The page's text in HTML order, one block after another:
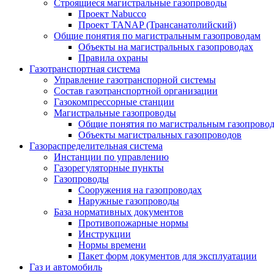
Строящиеся магистральные газопроводы
Проект Nabucco
Проект TANAP (Трансанатолийский)
Общие понятия по магистральным газопроводам
Объекты на магистральных газопроводах
Правила охраны
Газотранспортная система
Управление газотранспорной системы
Состав газотранспортной организации
Газокомпрессорные станции
Магистральные газопроводы
Общие понятия по магистральным
Объекты магистральных газопроводов
Газораспределительная система
Инстанции по управлению
Газорегуляторные пункты
Газопроводы
Сооружения на газопроводах
Наружные газопроводы
База нормативных документов
Противопожарные нормы
Инструкции
Нормы времени
Пакет форм документов для эксплуатации
Газ и автомобиль